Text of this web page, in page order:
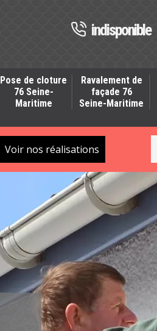
indisponible
Pose de cloture
76 Seine-
Maritime
Ravalement de
façade 76
Seine-Maritime
Voir nos réalisations